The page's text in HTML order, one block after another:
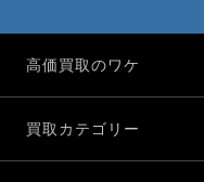
高価買取のワケ
買取カテゴリー